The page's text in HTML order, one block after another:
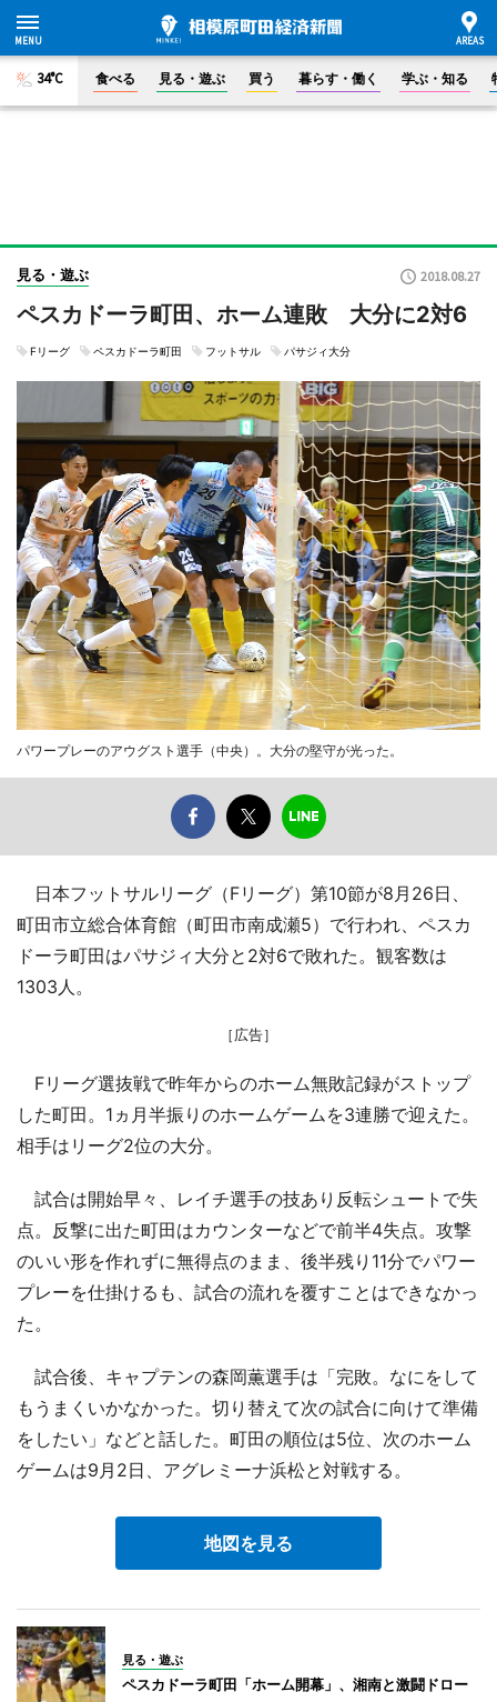
34°C 食べる 見る・遊ぶ 買う 暮らす・働く 学ぶ・知る
見る・遊ぶ 2018.08.27
ペスカドーラ町田、ホーム連敗 大分に2対6
Fリーグ ペスカドーラ町田 フットサル パサジィ大分
パワープレーのアウグスト選手（中央）。大分の堅守が光った。
日本フットサルリーグ（Fリーグ）第10節が8月26日、
町田市立総合体育館（町田市南成瀬5）で行われ、ペスカ
ドーラ町田はパサジィ大分と2対6で敗れた。観客数は
1303人。
［広告］
Fリーグ選抜戦で昨年からのホーム無敗記録がストップ
した町田。1ヵ月半振りのホームゲームを3連勝で迎えた。
相手はリーグ2位の大分。
試合は開始早々、レイチ選手の技あり反転シュートで失
点。反撃に出た町田はカウンターなどで前半4失点。攻撃
のいい形を作れずに無得点のまま、後半残り11分でパワー
プレーを仕掛けるも、試合の流れを覆すことはできなかっ
た。
試合後、キャプテンの森岡薫選手は「完敗。なにをして
もうまくいかなかった。切り替えて次の試合に向けて準備
をしたい」などと話した。町田の順位は5位、次のホーム
ゲームは9月2日、アグレミーナ浜松と対戦する。
地図を見る
見る・遊ぶ
ペスカドーラ町田「ホーム開幕」、湘南と激闘ドロー